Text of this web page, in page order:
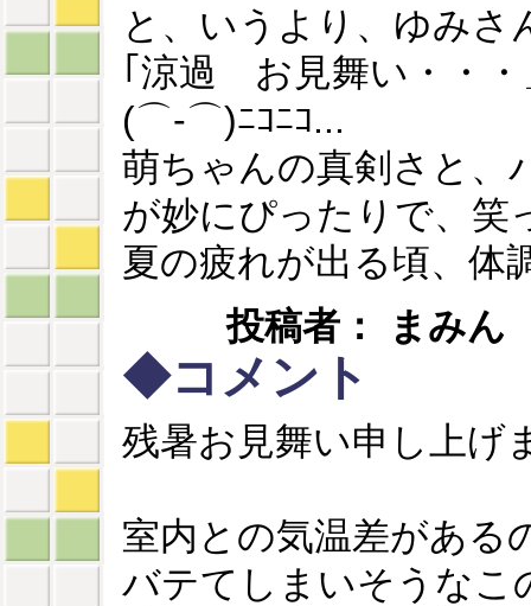
と、いうより、ゆみさ
｢涼過 お見舞い・・
(⌒-⌒)ﾆｺﾆｺ...
萌ちゃんの真剣さと、
が妙にぴったりで、笑
夏の疲れが出る頃、体
投稿者： まみん
◆コメント
残暑お見舞い申し上げ
室内との気温差がある
バテてしまいそうなこ